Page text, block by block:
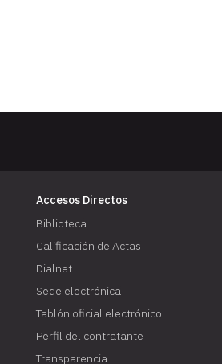
Accesos Directos
Biblioteca
Calificación de Actas
Dialnet
Sede electrónica
Tablón oficial electrónico
Perfil del contratante
Transparencia